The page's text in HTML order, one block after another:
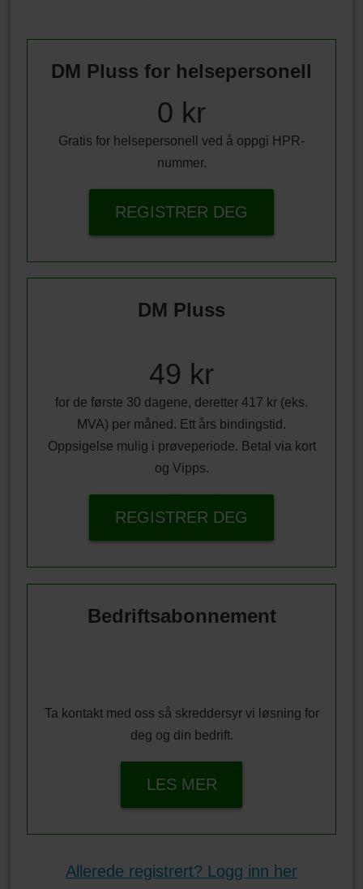
DM Pluss for helsepersonell
0 kr
Gratis for helsepersonell ved å oppgi HPR-
nummer.
REGISTRER DEG
DM Pluss
49 kr
for de første 30 dagene, deretter 417 kr (eks.
MVA) per måned. Ett års bindingstid.
Oppsigelse mulig i prøveperiode. Betal via kort
og Vipps.
REGISTRER DEG
Bedriftsabonnement
Ta kontakt med oss så skreddersyr vi løsning for
deg og din bedrift.
LES MER
Allerede registrert? Logg inn her